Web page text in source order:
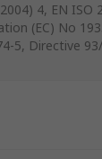
4, EN ISO
(EC) No
5, Directive